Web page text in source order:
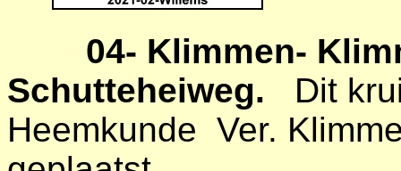
04- Klimmen-
Schutteheiweg.
Dit
Heemkunde Ver.